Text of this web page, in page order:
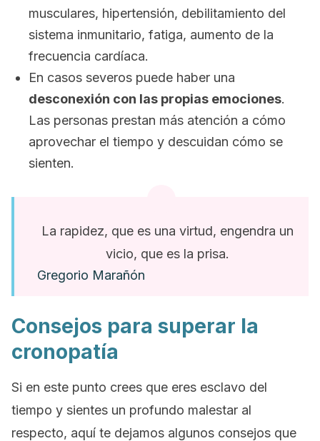
musculares, hipertensión, debilitamiento del
sistema inmunitario, fatiga, aumento de la
frecuencia cardíaca.
En casos severos puede haber una
desconexión con las propias emociones.
Las personas prestan más atención a cómo
aprovechar el tiempo y descuidan cómo se
sienten.
La rapidez, que es una virtud, engendra un
vicio, que es la prisa.
Gregorio Marañón
Consejos para superar la
cronopatía
Si en este punto crees que eres esclavo del
tiempo y sientes un profundo malestar al
respecto, aquí te dejamos algunos consejos que